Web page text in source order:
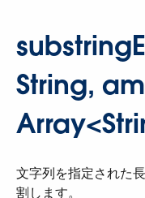
String,
文字列を指定された
割します。